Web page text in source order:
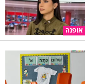
אופנה